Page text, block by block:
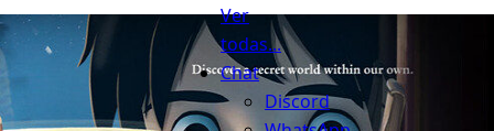
Ver
todas...
Chat
Discord